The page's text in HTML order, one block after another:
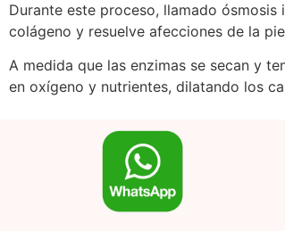
Durante este proceso, llamado
colágeno y resuelve afecciones de la
A medida que las enzimas se secan y
en oxígeno y nutrientes, dilatando los